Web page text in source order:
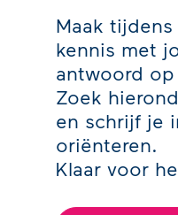
Maak
kennis met
antwoord
Zoek
en schrijf je
oriënteren.
Klaar voor